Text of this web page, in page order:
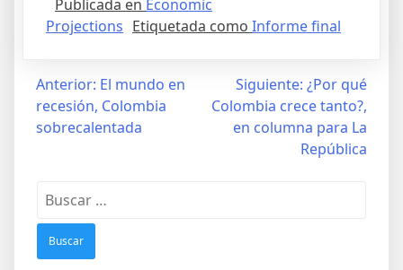
Publicada en Economic
Projections Etiquetada como Informe final
Anterior: El mundo en
recesión, Colombia
sobrecalentada
Siguiente: ¿Por qué
Colombia crece tanto?,
en columna para La
República